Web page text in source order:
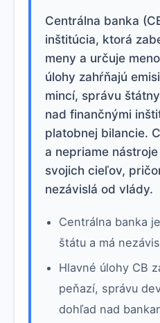
Centrálna banka
inštitúcia, ktorá
meny a určuje
úlohy zahŕňajú
mincí, správu
nad finančnými
platobnej bilancie.
a nepriame
svojich cieľov,
nezávislá od vlády.
Centrálna banka
štátu a má
Hlavné úlohy CB
peňazí, správu
dohľad nad